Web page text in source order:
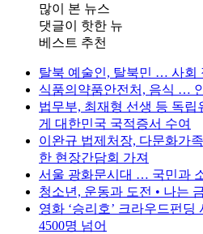
많이 본 뉴스
댓글이 핫한 뉴
베스트 추천
탈북 예술인, 탈북민 … 사회
식품의약품안전처, 음식 …
법무부, 최재형 선생 등 독립
게 대한민국 국적증서 수여
이완규 법제처장, 다문화가
한 현장간담회 가져
서울 광화문시대 … 국민과
청소년, 운동과 도전 • 나는
영화 ‘승리호’ 크라우드펀
4500명 넘어